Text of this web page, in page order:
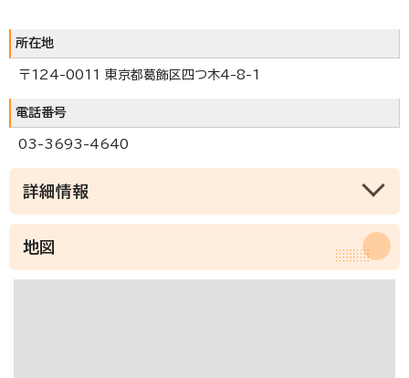
所在地
〒124-0011 東京都葛飾区四つ木4-8-1
電話番号
03-3693-4640
詳細情報
地図